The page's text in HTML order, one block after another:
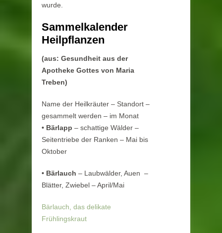
wurde.
Sammelkalender
Heilpflanzen
(aus: Gesundheit aus der
Apotheke Gottes von Maria
Treben)
Name der Heilkräuter – Standort –
gesammelt werden – im Monat
• Bärlapp – schattige Wälder –
Seitentriebe der Ranken – Mai bis
Oktober
• Bärlauch – Laubwälder, Auen –
Blätter, Zwiebel – April/Mai
Bärlauch, das delikate
Frühlingskraut